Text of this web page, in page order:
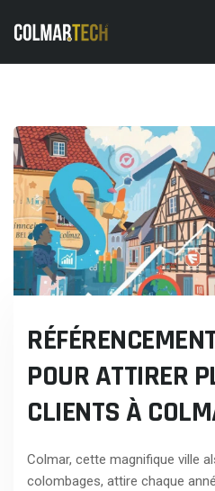
POUR ATTIRER
CLIENTS À
Colmar, cette magnifique ville
colombages, attire chaque